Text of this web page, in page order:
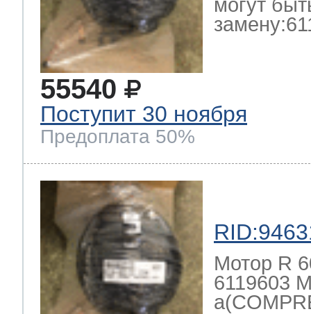
могут
55540
Поступит 30 ноября
Предоплата 50%
Мотор R
6119603